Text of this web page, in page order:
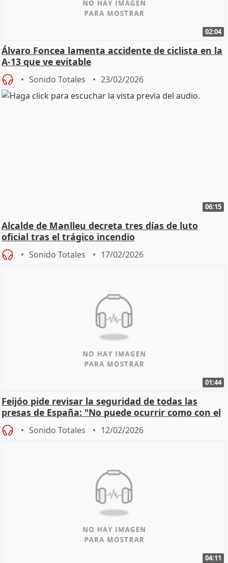
02:04
Álvaro Foncea lamenta accidente de ciclista en la
A-13 que ve evitable
Sonido Totales 23/02/2026
06:15
Alcalde de Manlleu decreta tres días de luto
oficial tras el trágico incendio
Sonido Totales 17/02/2026
01:44
Feijóo pide revisar la seguridad de todas las
presas de España: "No puede ocurrir como con el
apagón
Sonido Totales 12/02/2026
04:11